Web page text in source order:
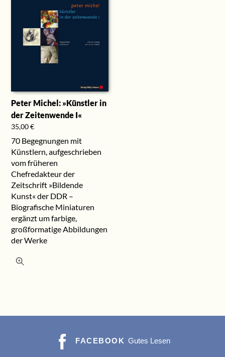
Peter Michel: »Künstler in
der Zeitenwende I«
35,00€
70 Begegnungen mit
Künstlern, aufgeschrieben
vom früheren
Chefredakteur der
Zeitschrift »Bildende
Kunst« der DDR –
Biografische Miniaturen
ergänzt um farbige,
großformatige Abbildungen
der Werke
FACEBOOK Gutes Lesen